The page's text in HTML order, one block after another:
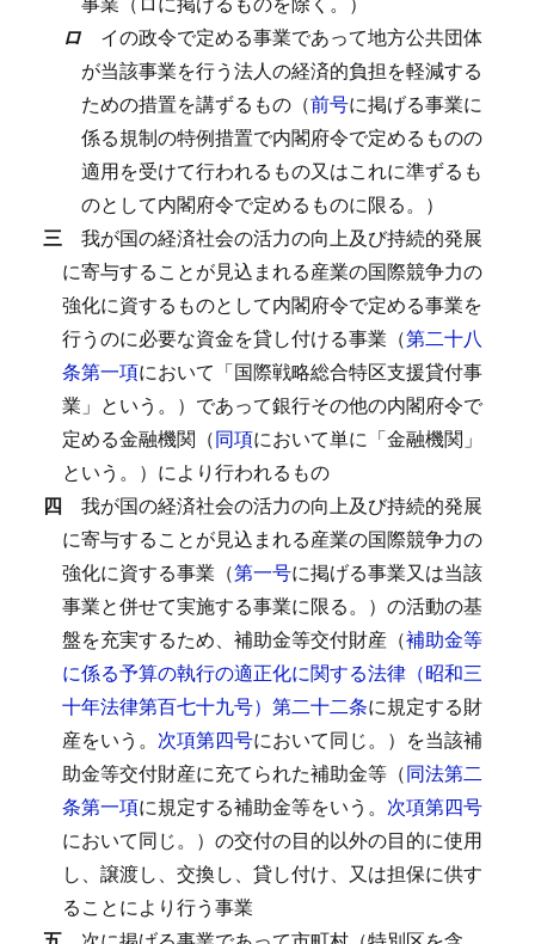
ロ イの政令で定める事業であって地方公共団体
が当該事業を行う法人の経済的負担を軽減する
ための措置を講ずるもの（前号に掲げる事業に
係る規制の特例措置で内閣府令で定めるものの
適用を受けて行われるもの又はこれに準ずるも
のとして内閣府令で定めるものに限る。）
三 我が国の経済社会の活力の向上及び持続的発展
に寄与することが見込まれる産業の国際競争力の
強化に資するものとして内閣府令で定める事業を
行うのに必要な資金を貸し付ける事業（第二十八
条第一項において「国際戦略総合特区支援貸付事
業」という。）であって銀行その他の内閣府令で
定める金融機関（同項において単に「金融機関」
という。）により行われるもの
四 我が国の経済社会の活力の向上及び持続的発展
に寄与することが見込まれる産業の国際競争力の
強化に資する事業（第一号に掲げる事業又は当該
事業と併せて実施する事業に限る。）の活動の基
盤を充実するため、補助金等交付財産（補助金等
に係る予算の執行の適正化に関する法律（昭和三
十年法律第百七十九号）第二十二条に規定する財
産をいう。 次項第四号において同じ。）を当該補
助金等交付財産に充てられた補助金等（同法第二
条第一項に規定する補助金等をいう。 次項第四号
において同じ。）の交付の目的以外の目的に使用
し、譲渡し、交換し、貸し付け、又は担保に供す
ることにより行う事業